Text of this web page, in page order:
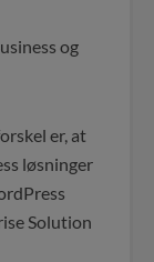
og
er, at
løsninger
Solution